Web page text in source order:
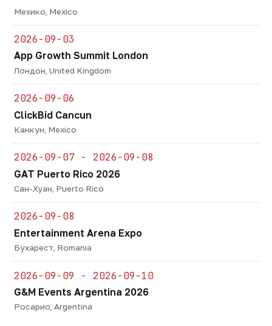
Мехико, Mexico
2026-09-03
App Growth Summit London
Лондон, United Kingdom
2026-09-06
ClickBid Cancun
Канкун, Mexico
2026-09-07 - 2026-09-08
GAT Puerto Rico 2026
Сан-Хуан, Puerto Rico
2026-09-08
Entertainment Arena Expo
Бухарест, Romania
2026-09-09 - 2026-09-10
G&M Events Argentina 2026
Росарио, Argentina